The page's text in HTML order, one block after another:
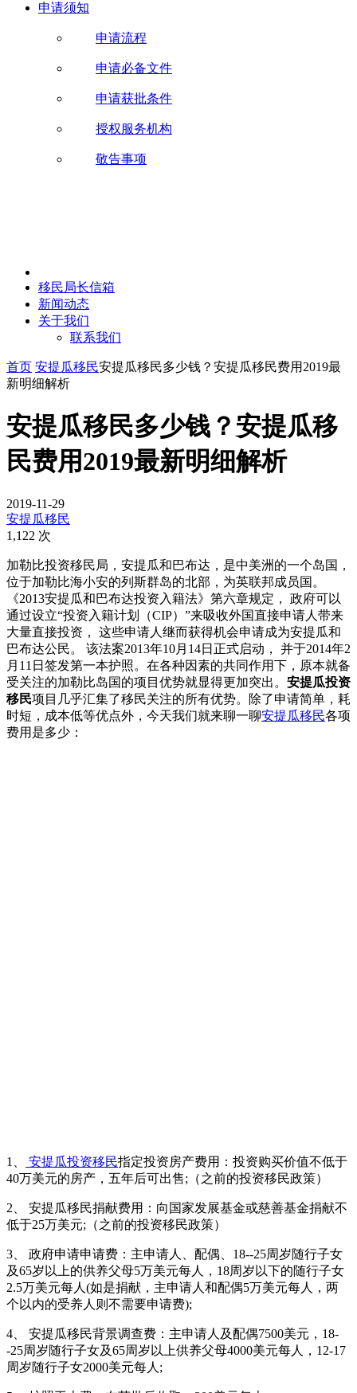
申请须知
申请流程
申请必备文件
申请获批条件
授权服务机构
敬告事项
移民局长信箱
新闻动态
关于我们
联系我们
首页 安提瓜移民安提瓜移民多少钱？安提瓜移民费用2019最
新明细解析
安提瓜移民多少钱？安提瓜移
民费用2019最新明细解析
2019-11-29
安提瓜移民
1,122 次
加勒比投资移民局，安提瓜和巴布达，是中美洲的一个岛国，
位于加勒比海小安的列斯群岛的北部，为英联邦成员国。
《2013安提瓜和巴布达投资入籍法》第六章规定， 政府可以
通过设立“投资入籍计划（CIP）”来吸收外国直接申请人带来
大量直接投资， 这些申请人继而获得机会申请成为安提瓜和
巴布达公民。 该法案2013年10月14日正式启动， 并于2014年2
月11日签发第一本护照。在各种因素的共同作用下，原本就备
受关注的加勒比岛国的项目优势就显得更加突出。 安提瓜投资
移民项目几乎汇集了移民关注的所有优势。除了申请简单，耗
时短，成本低等优点外，今天我们就来聊一聊安提瓜移民各项
费用是多少：
1、 安提瓜投资移民指定投资房产费用：投资购买价值不低于
40万美元的房产，五年后可出售;（之前的投资移民政策）
2、 安提瓜移民捐献费用：向国家发展基金或慈善基金捐献不
低于25万美元;（之前的投资移民政策）
3、 政府申请申请费：主申请人、配偶、18--25周岁随行子女
及65岁以上的供养父母5万美元每人，18周岁以下的随行子女
2.5万美元每人(如是捐献，主申请人和配偶5万美元每人，两
个以内的受养人则不需要申请费);
4、 安提瓜移民背景调查费：主申请人及配偶7500美元，18-
-25周岁随行子女及65周岁以上供养父母4000美元每人，12-17
周岁随行子女2000美元每人;